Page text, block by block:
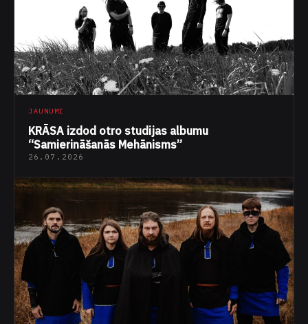
JAUNUMI
KRĀSA izdod otro studijas albumu
“Samierināšanās Mehānisms”
26.07.2026